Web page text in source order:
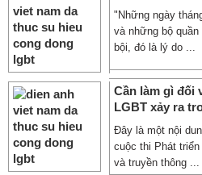
"Những ngày
và những bộ
bội, đó là lý do ...
Cần làm gì đối
LGBT xảy ra
Đây là một nội
cuộc thi Phát
và truyền thông ...